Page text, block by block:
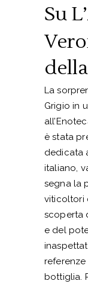
Su
La
Grigio in
è stata
dedicata
italiano,
segna la
viticoltori
scoperta
e del
referenze
bottiglia.